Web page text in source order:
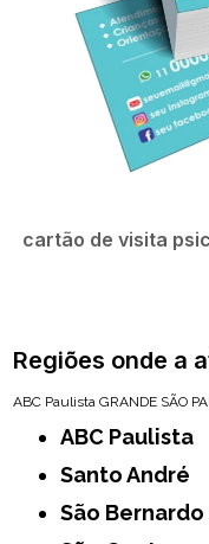
cartão de visita
Regiões onde a
ABC Paulista GRANDE SÃO
ABC Paulista
Santo André
São